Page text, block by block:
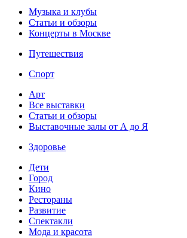
Музыка и клубы
Статьи и обзоры
Концерты в Москве
Путешествия
Спорт
Арт
Все выставки
Статьи и обзоры
Выставочные залы от А до Я
Здоровье
Дети
Город
Кино
Рестораны
Развитие
Спектакли
Мода и красота